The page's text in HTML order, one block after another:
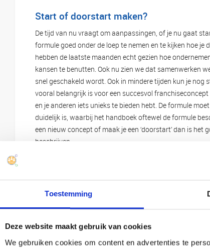
Toestemming
Deze website maakt gebruik van cookies
We gebruiken cookies om content en advertenties te
Start of doorstart maken?
De tijd van nu vraagt om aanpassingen, of je nu gaat
formule goed onder de loep te nemen en te kijken hoe
hebben de laatste maanden echt gezien hoe
kansen te benutten. Ook nu zien we dat samenwerken
snel geschakeld wordt. Ook in mindere tijden kun je
vooral belangrijk is voor een succesvol
en je anderen iets unieks te bieden hebt. De formule
duidelijk is, waarbij het handboek oftewel de formule
een nieuw concept of maak je een ‘doorstart’ dan is
beschrijven.
dat franchise
halen.